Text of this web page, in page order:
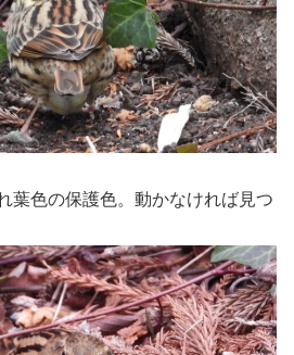
葉色の保護色。動かなければ見つ